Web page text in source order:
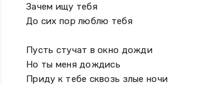
Зачем ищу тебя
До сих пор люблю тебя
Пусть стучат в окно дожди
Но ты меня дождись
Приду к тебе сквозь злые ночи